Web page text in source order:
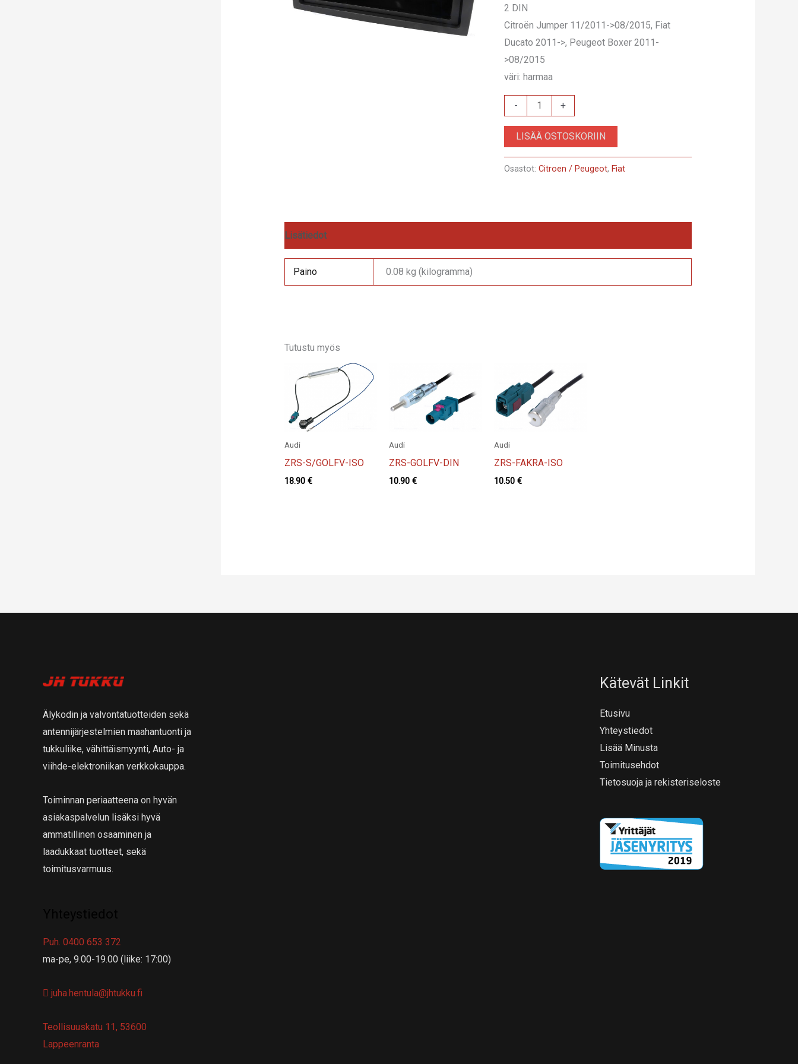
2 DIN
Citroën Jumper 11/2011->08/2015, Fiat
Ducato 2011->, Peugeot Boxer 2011-
>08/2015
väri: harmaa
-
RAM-
40.205.031
määrä
+
LISÄÄ OSTOSKORIIN
Osastot:Citroen / Peugeot, Fiat
Lisätiedot
Paino 0.08 kg (kilogramma)
Tutustu myös
Audi
ZRS-S/GOLFV-ISO
18.90 €
Audi
ZRS-GOLFV-DIN
10.90€
Audi
ZRS-FAKRA-ISO
10.50 €
Älykodin ja valvontatuotteiden sekä
antennijärjestelmien maahantuonti ja
tukkuliike, vähittäismyynti, Auto- ja
viihde-elektroniikan verkkokauppa.
Toiminnan periaatteena on hyvän
asiakaspalvelun lisäksi hyvä
ammatillinen osaaminen ja
laadukkaat tuotteet, sekä
toimitusvarmuus.
Puh. 0400 653 372
ma-pe, 9.00-19.00 (liike: 17:00)
juha.hentula@jhtukku.fi
Teollisuuskatu 11, 53600
Lappeenranta
Kätevät Linkit
Etusivu
Yhteystiedot
Lisää Minusta
Toimitusehdot
Tietosuoja ja rekisteriseloste